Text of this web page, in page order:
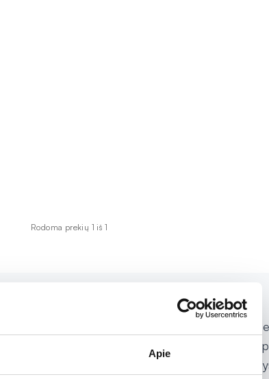
Apie
Rodoma prekių 1 iš 1
ir per menstruacijų ciklą. Tikrųjų skaistminių
ir psichologinę funkciją. Magnis taip pat gali
optimalius rezultatus. Sudedamosios